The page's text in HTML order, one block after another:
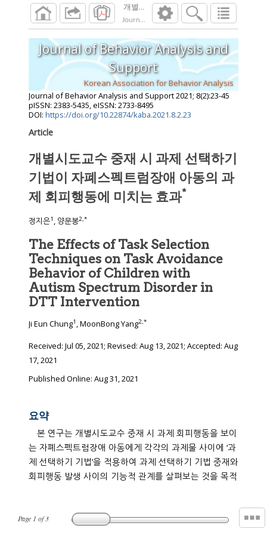
개별시도교수 중재 시 과제 선택하기 기
Journal of Behavior Analysis and Support
Page 1 of3
Journal of Behavior Analysis and
Support
Korean Association for Behavior Analysis
Journal of Behavior Analysis and Support2021; 8(2):23-45
pISSN: 2383-5435, eISSN: 2733-8495
DOI: https://doi.org/10.22874/kaba.2021.8.2.23
Article
개별시도교수 중재 시 과제 선택하기
기법이 자폐스펙트럼장애 아동의 과
제 회피행동에 미치는 효과*
정지은1 , 양문봉2,*
The Effects of Task Selection
Techniques on Task Avoidance
Behavior of Children with
Autism Spectrum Disorder in
DTT Intervention
Ji Eun Chung1 , MoonBong Yang2,*
Received: Jul 05, 2021; Revised: Aug 13, 2021; Accepted: Aug
17, 2021
Published Online: Aug 31, 2021
요약
본 연구는 개별시도교수 중재 시 과제 회피행동을 보이
는 자폐스펙트럼장애 아동에게 각각의 과제물 사이에 ‘과
제 선택하기 기법’을 적용하여 과제 선택하기 기법 중재와
회피행동 발생 사이의 기능적 관계를 살펴보는 것을 목적